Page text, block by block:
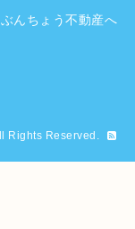
んちょう不動産へ
Rights Reserved.